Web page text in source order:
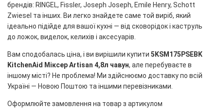
брендів: RINGEL, Fissler, Joseph Joseph, Emile Henry, Schott
Zwiesel та інших. Ви легко знайдете саме той виріб, який
ідеально підійде для вашої кухні — від сковорідок і каструль
до ложок, виделок, келихів і аксесуарів.
Вам сподобалась ціна, і ви вирішили купити 5KSM175PSEBK
KitchenAid Міксер Artisan 4,8л чавун, але перебуваєте в
іншому місті? Не проблема! Ми здійснюємо доставку по всій
Україні — Новою Поштою та іншими перевізниками.
Оформлюйте замовлення на товар з артикулом